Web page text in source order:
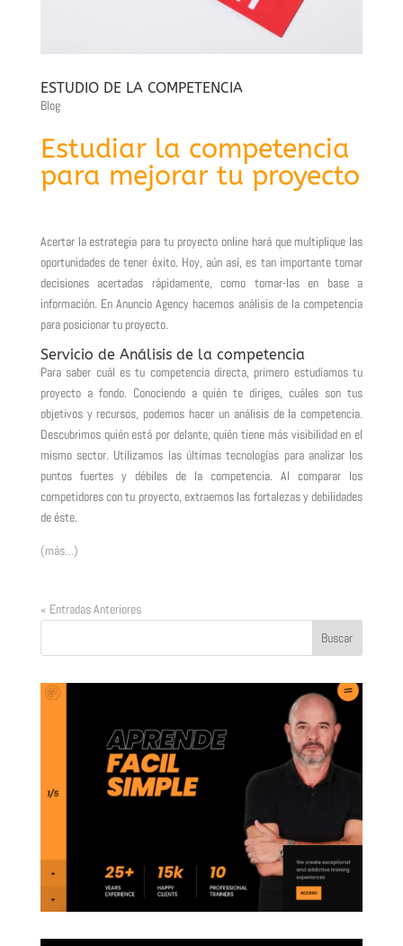
ESTUDIO DE LA COMPETENCIA
Blog
Estudiar la competencia
para mejorar tu proyecto
Acertar la estrategia para tu proyecto online hará que multiplique las
oportunidades de tener éxito. Hoy, aún así, es tan importante tomar
decisiones acertadas rápidamente, como tomar-las en base a
información. En Anuncio Agency hacemos análisis de la competencia
para posicionar tu proyecto.
Servicio de Análisis de la competencia
Para saber cuál es tu competencia directa, primero estudiamos tu
proyecto a fondo. Conociendo a quién te diriges, cuáles son tus
objetivos y recursos, podemos hacer un análisis de la competencia.
Descubrimos quién está por delante, quién tiene más visibilidad en el
mismo sector. Utilizamos las últimas tecnologías para analizar los
puntos fuertes y débiles de la competencia. Al comparar los
competidores con tu proyecto, extraemos las fortalezas y debilidades
de éste.
(más…)
« Entradas Anteriores